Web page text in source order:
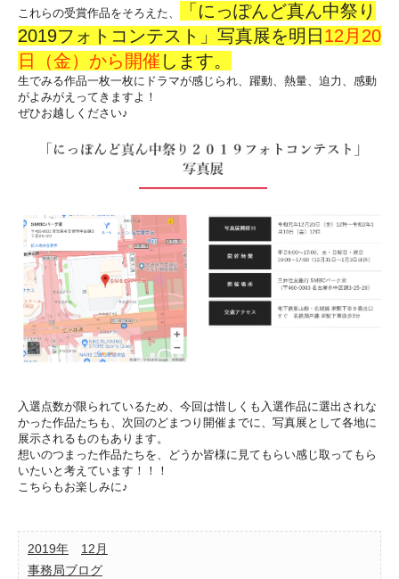
これらの受賞作品をそろえた、
「にっぽんど真ん中祭り
2019フォトコンテスト」写真展を明日 12月20
日（金）から開催 します。
生でみる作品一枚一枚にドラマが感じられ、躍動、熱量、迫力、感動
がよみがえってきますよ！
ぜひお越しください♪
入選点数が限られているため、今回は惜しくも入選作品に選出されな
かった作品たちも、次回のどまつり開催までに、写真展として各地に
展示されるものもあります。
想いのつまった作品たちを、どうか皆様に見てもらい感じ取ってもら
いたいと考えています！！！
こちらもお楽しみに♪
2019年
12月
事務局ブログ